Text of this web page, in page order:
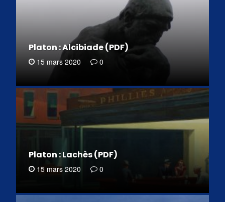
Platon : Alcibiade (PDF)
15 mars 2020 0
Platon : Lachès (PDF)
15 mars 2020 0